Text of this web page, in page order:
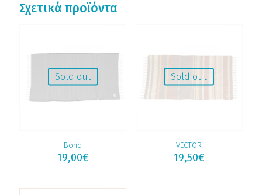
Σχετικά προϊόντα
Sold out
Bond
19,00€
Sold out
VECTOR
19,50€